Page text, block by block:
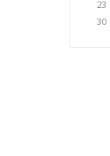
23
30